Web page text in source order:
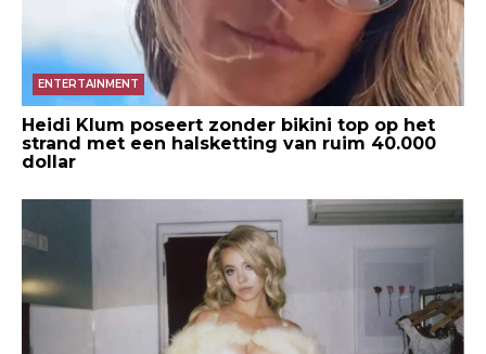
ENTERTAINMENT
Heidi Klum poseert zonder bikini top op het
strand met een halsketting van ruim 40.000
dollar